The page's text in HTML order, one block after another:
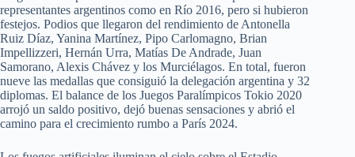
representantes argentinos como en Río 2016, pero si hubieron
festejos. Podios que llegaron del rendimiento de Antonella
Ruiz Díaz, Yanina Martínez, Pipo Carlomagno, Brian
Impellizzeri, Hernán Urra, Matías De Andrade, Juan
Samorano, Alexis Chávez y los Murciélagos. En total, fueron
nueve las medallas que consiguió la delegación argentina y 32
diplomas. El balance de los Juegos Paralímpicos Tokio 2020
arrojó un saldo positivo, dejó buenas sensaciones y abrió el
camino para el crecimiento rumbo a París 2024.